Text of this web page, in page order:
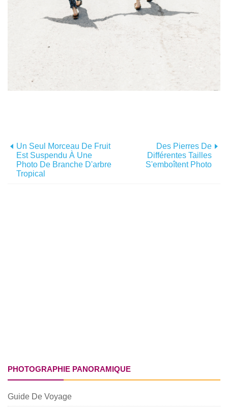
Un Seul Morceau De Fruit
Est Suspendu À Une
Photo De Branche D'arbre
Tropical
Des Pierres De
Différentes Tailles
S'emboîtent Photo
PHOTOGRAPHIE PANORAMIQUE
Guide De Voyage